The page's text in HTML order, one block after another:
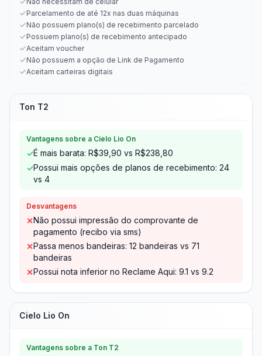
Parcelamento de até 12x nas duas máquinas
Não possuem plano(s) de recebimento parcelado
Possuem plano(s) de recebimento antecipado
Aceitam voucher
Não possuem a opção de Link de Pagamento
Aceitam carteiras digitais
Ton T2
Vantagens sobre a Cielo Lio On
✓É mais barata: R$39,90 vs R$238,80
✓Possui mais opções de planos de recebimento: 24
vs 4
Desvantagens
✕Não possui impressão do comprovante de
pagamento (recibo via sms)
✕Passa menos bandeiras: 12 bandeiras vs 71
bandeiras
✕Possui nota inferior no Reclame Aqui: 9.1 vs 9.2
Cielo Lio On
Vantagens sobre a Ton T2